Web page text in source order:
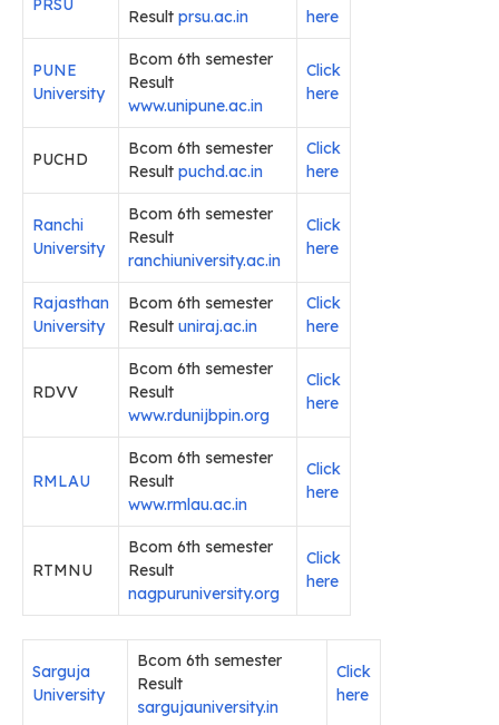
PRSU
Result prsu.ac.in
here
PUNE
University
Bcom 6th semester
Result
www.unipune.ac.in
Click
here
PUCHD
Bcom 6th semester
Result puchd.ac.in
Click
here
Ranchi
University
Bcom 6th semester
Result
ranchiuniversity.ac.in
Click
here
Rajasthan
University
Bcom 6th semester
Result uniraj.ac.in
Click
here
RDVV
Bcom 6th semester
Result
www.rdunijbpin.org
Click
here
RMLAU
Bcom 6th semester
Result
www.rmlau.ac.in
Click
here
RTMNU
Bcom 6th semester
Result
nagpuruniversity.org
Click
here
Sarguja
University
Bcom 6th semester
Result
sargujauniversity.in
Click
here